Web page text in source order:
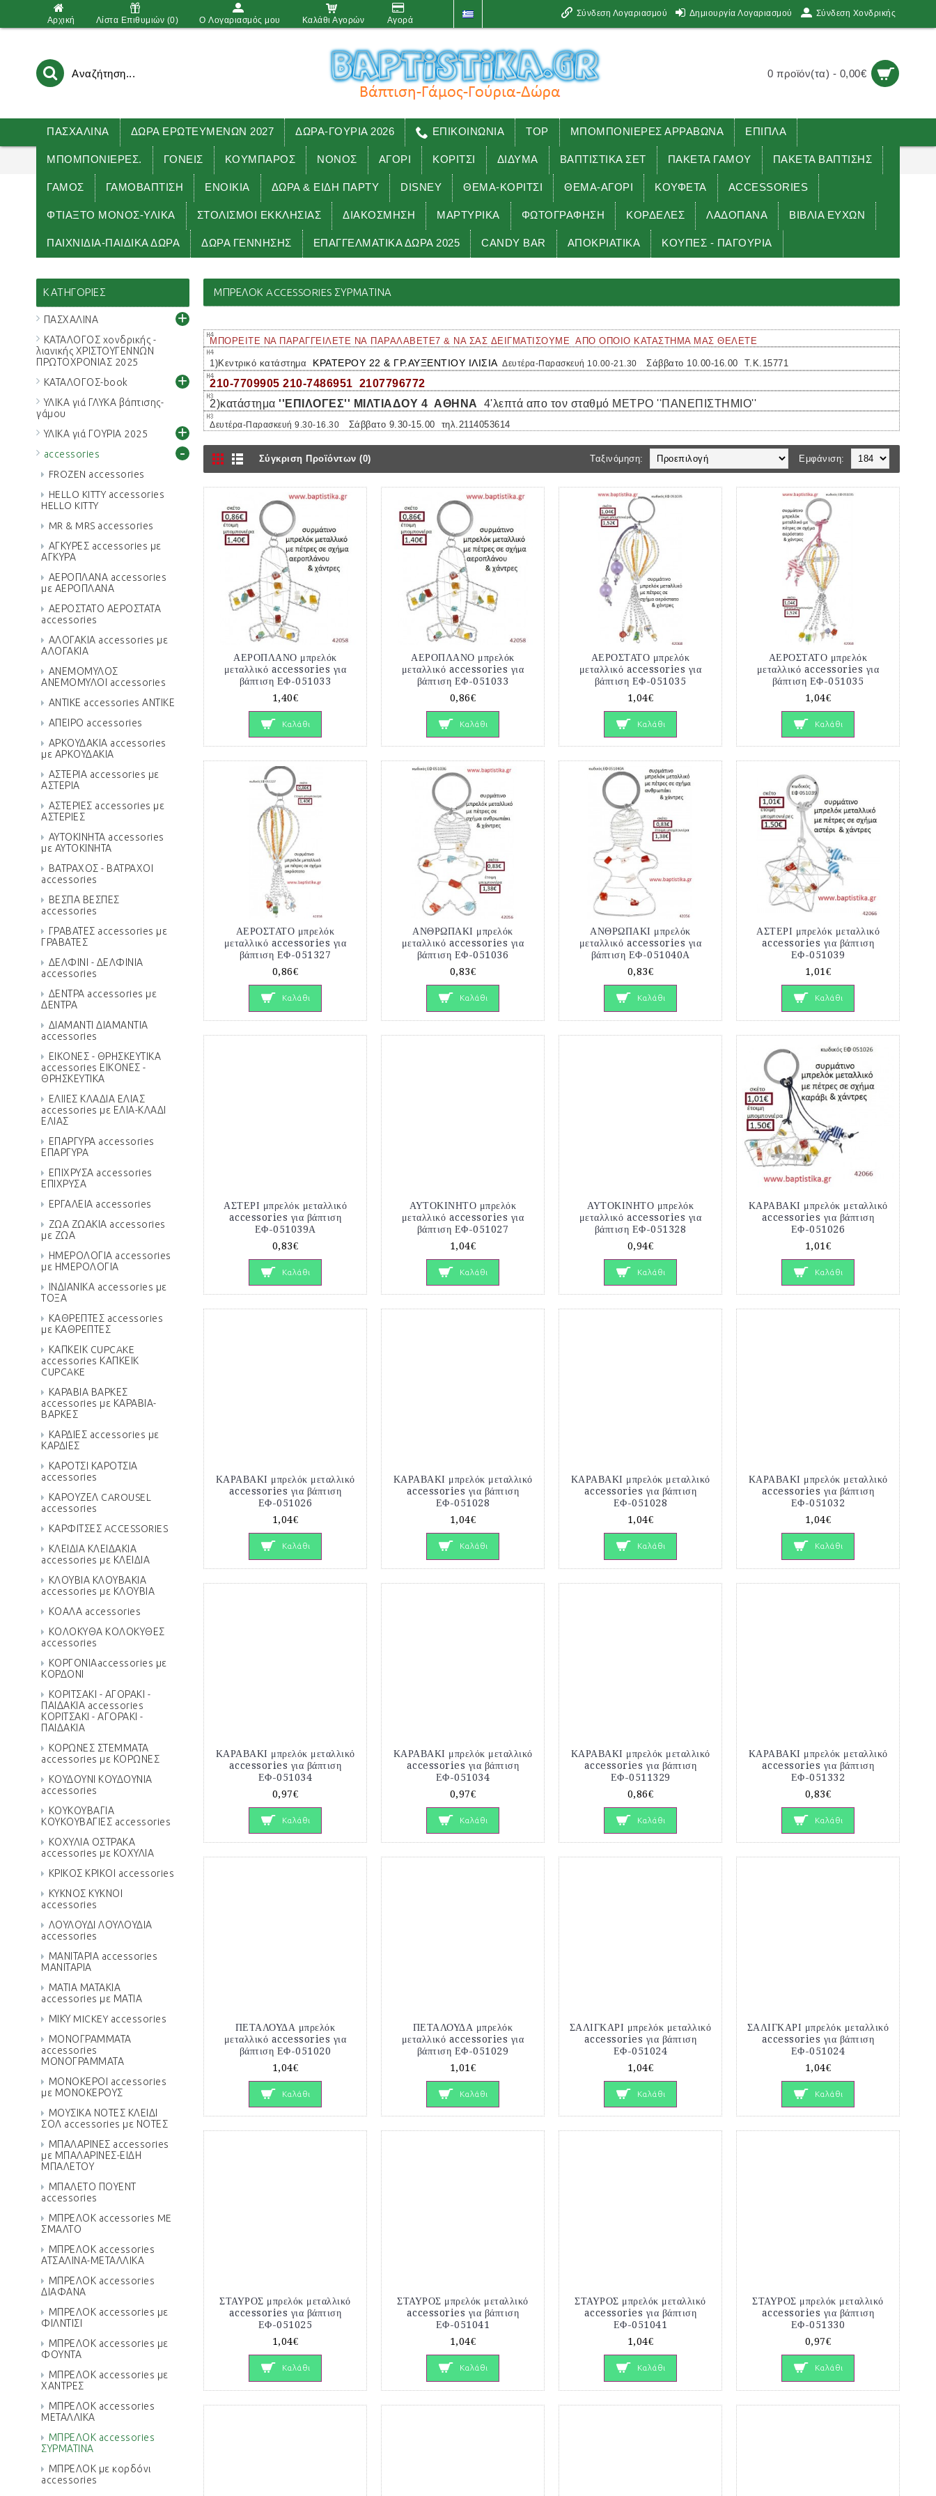
Αρχική Λίστα Επιθυμιών (0) O Λογαριασμός μου Καλάθι Αγορών Αγορά
Σύνδεση Λογαριασμού Δημιουργία Λογαριασμού Σύνδεση Χονδρικής
0 προϊόν(τα) - 0,00€
ΠΑΣΧΑΛΙΝΑ ΔΩΡΑ ΕΡΩΤΕΥΜΕΝΩΝ 2027 ΔΩΡΑ-ΓΟΥΡΙΑ 2026 ΕΠΙΚΟΙΝΩΝΙΑ TOP ΜΠΟΜΠΟΝΙΕΡΕΣ ΑΡΡΑΒΩΝΑ ΕΠΙΠΛΑ
ΜΠΟΜΠΟΝΙΕΡΕΣ. ΓΟΝΕΙΣ ΚΟΥΜΠΑΡΟΣ ΝΟΝΟΣ ΑΓΟΡΙ ΚΟΡΙΤΣΙ ΔΙΔΥΜΑ ΒΑΠΤΙΣΤΙΚΑ ΣΕΤ ΠΑΚΕΤΑ ΓΑΜΟΥ ΠΑΚΕΤΑ ΒΑΠΤΙΣΗΣ
ΓΑΜΟΣ ΓΑΜΟΒΑΠΤΙΣΗ ΕΝΟΙΚΙΑ ΔΏΡΑ & ΕΊΔΗ ΠΑΡΤΥ DISNEY ΘΕΜΑ-ΚΟΡΙΤΣΙ ΘΕΜΑ-ΑΓΟΡΙ ΚΟΥΦΕΤΑ ACCESSORIES
ΦΤΙΑΞΤΟ ΜΟΝΟΣ-ΥΛΙΚΑ ΣΤΟΛΙΣΜΟΙ ΕΚΚΛΗΣΙΑΣ ΔΙΑΚΟΣΜΗΣΗ ΜΑΡΤΥΡΙΚΑ ΦΩΤΟΓΡΑΦΗΣΗ ΚΟΡΔΕΛΕΣ ΛΑΔΟΠΑΝΑ ΒΙΒΛΙΑ ΕΥΧΩΝ
ΠΑΙΧΝΙΔΙΑ-ΠΑΙΔΙΚΑ ΔΩΡΑ ΔΩΡΑ ΓΕΝΝΗΣΗΣ ΕΠΑΓΓΕΛΜΑΤΙΚΑ ΔΩΡΑ 2025 CANDY BAR ΑΠΟΚΡΙΑΤΙΚΑ ΚΟΥΠΕΣ - ΠΑΓΟΥΡΙΑ
ΜΠΡΕΛΟΚ accessories ΣΥΡΜΑΤΙΝΑ
ΚΑΤΗΓΟΡΊΕΣ
ΠΑΣΧΑΛΙΝΑ +
ΚΑΤΑΛΟΓΟΣ χονδρικής -
λιανικής ΧΡΙΣΤΟΥΓΕΝΝΩΝ
ΠΡΩΤΟΧΡΟΝΙΑΣ 2025
ΚΑΤΑΛΟΓΟΣ-book
+
ΥΛΙΚΑ γιά ΓΛΥΚΑ βάπτισης-
γάμου
ΥΛΙΚΑ γιά ΓΟΥΡΙΑ 2025
+
accessories -
FROZEN accessories
HELLO KITTY accessories
HELLO KITTY
MR & MRS accessories
ΑΓΚΥΡΕΣ accessories με
ΑΓΚΥΡΑ
ΑΕΡΟΠΛΑΝΑ accessories
με ΑΕΡΟΠΛΑΝΑ
ΑΕΡΟΣΤΑΤΟ ΑΕΡΟΣΤΑΤΑ
accessories
ΑΛΟΓΑΚΙΑ accessories με
ΑΛΟΓΑΚΙΑ
ΑΝΕΜΟΜΥΛΟΣ
ΑΝΕΜΟΜΥΛΟΙ accessories
ΑΝΤΙΚΕ accessories ΑΝΤΙΚΕ
ΑΠΕΙΡΟ accessories
ΑΡΚΟΥΔΑΚΙΑ accessories
με ΑΡΚΟΥΔΑΚΙΑ
ΑΣΤΕΡΙΑ accessories με
ΑΣΤΕΡΙΑ
ΑΣΤΕΡΙΕΣ accessories με
ΑΣΤΕΡΙΕΣ
ΑΥΤΟΚΙΝΗΤΑ accessories
με ΑΥΤΟΚΙΝΗΤΑ
ΒΑΤΡΑΧΟΣ - ΒΑΤΡΑΧΟΙ
accessories
ΒΕΣΠΑ ΒΕΣΠΕΣ
accessories
ΓΡΑΒΑΤΕΣ accessories με
ΓΡΑΒΑΤΕΣ
ΔΕΛΦΙΝΙ - ΔΕΛΦΙΝΙΑ
accessories
ΔΕΝΤΡΑ accessories με
ΔΕΝΤΡΑ
ΔΙΑΜΑΝΤΙ ΔΙΑΜΑΝΤΙΑ
accessories
ΕΙΚΟΝΕΣ - ΘΡΗΣΚΕΥΤΙΚΑ
accessories ΕΙΚΟΝΕΣ -
ΘΡΗΣΚΕΥΤΙΚΑ
ΕΛΙΙΕΣ ΚΛΑΔΙΑ ΕΛΙΑΣ
accessories με ΕΛΙΑ-ΚΛΑΔΙ
ΕΛΙΑΣ
ΕΠΑΡΓΥΡΑ accessories
ΕΠΑΡΓΥΡΑ
ΕΠΙΧΡΥΣΑ accessories
ΕΠΙΧΡΥΣΑ
ΕΡΓΑΛΕΙΑ accessories
ΖΩΑ ΖΩΑΚΙΑ accessories
με ΖΩΑ
ΗΜΕΡΟΛΟΓΙΑ accessories
με ΗΜΕΡΟΛΟΓΙΑ
ΙΝΔΙΑΝΙΚΑ accessories με
ΤΟΞΑ
ΚΑΘΡΕΠΤΕΣ accessories
με ΚΑΘΡΕΠΤΕΣ
ΚΑΠΚΕΙΚ CUPCAKE
accessories ΚΑΠΚΕΙΚ
CUPCAKE
ΚΑΡΑΒΙΑ ΒΑΡΚΕΣ
accessories με ΚΑΡΑΒΙΑ-
ΒΑΡΚΕΣ
ΚΑΡΔΙΕΣ accessories με
ΚΑΡΔΙΕΣ
ΚΑΡΟΤΣΙ ΚΑΡΟΤΣΙΑ
accessories
ΚΑΡΟΥΖΕΛ CAROUSEL
accessories
ΚΑΡΦΙΤΣΕΣ ACCESSORIES
ΚΛΕΙΔΙΑ ΚΛΕΙΔΑΚΙΑ
accessories με ΚΛΕΙΔΙΑ
ΚΛΟΥΒΙΑ ΚΛΟΥΒΑΚΙΑ
accessories με ΚΛΟΥΒΙΑ
ΚΟΑΛΑ accessories
ΚΟΛΟΚΥΘΑ ΚΟΛΟΚΥΘΕΣ
accessories
ΚΟΡΓΟΝΙΑaccessories με
ΚΟΡΔΟΝΙ
ΚΟΡΙΤΣΑΚΙ - ΑΓΟΡΑΚΙ -
ΠΑΙΔΑΚΙΑ accessories
ΚΟΡΙΤΣΑΚΙ - ΑΓΟΡΑΚΙ -
ΠΑΙΔΑΚΙΑ
ΚΟΡΩΝΕΣ ΣΤΕΜΜΑΤΑ
accessories με ΚΟΡΩΝΕΣ
ΚΟΥΔΟΥΝΙ ΚΟΥΔΟΥΝΙΑ
accessories
ΚΟΥΚΟΥΒΑΓΙΑ
ΚΟΥΚΟΥΒΑΓΙΕΣ accessories
ΚΟΧΥΛΙΑ ΟΣΤΡΑΚΑ
accessories με ΚΟΧΥΛΙΑ
ΚΡΙΚΟΣ ΚΡΙΚΟΙ accessories
ΚΥΚΝΟΣ ΚΥΚΝΟΙ
accessories
ΛΟΥΛΟΥΔΙ ΛΟΥΛΟΥΔΙΑ
accessories
ΜΑΝΙΤΑΡΙΑ accessories
ΜΑΝΙΤΑΡΙΑ
ΜΑΤΙΑ ΜΑΤΑΚΙΑ
accessories με ΜΑΤΙΑ
ΜΙΚΥ MICKEY accessories
ΜΟΝΟΓΡΑΜΜΑΤΑ
accessories
ΜΟΝΟΓΡΑΜΜΑΤΑ
ΜΟΝΟΚΕΡΟΙ accessories
με ΜΟΝΟΚΕΡΟΥΣ
ΜΟΥΣΙΚΑ ΝΟΤΕΣ ΚΛΕΙΔΙ
ΣΟΛ accessories με ΝΟΤΕΣ
ΜΠΑΛΑΡΙΝΕΣ accessories
με ΜΠΑΛΑΡΙΝΕΣ-ΕΙΔΗ
ΜΠΑΛΕΤΟΥ
ΜΠΑΛΕΤΟ ΠΟΥΕΝΤ
accessories
ΜΠΡΕΛΟΚ accessories ME
ΣΜΑΛΤΟ
ΜΠΡΕΛΟΚ accessories
ΑΤΣΑΛΙΝΑ-ΜΕΤΑΛΛΙΚΑ
ΜΠΡΕΛΟΚ accessories
ΔΙΑΦΑΝΑ
ΜΠΡΕΛΟΚ accessories με
ΦΙΛΝΤΙΣΙ
ΜΠΡΕΛΟΚ accessories με
ΦΟΥΝΤΑ
ΜΠΡΕΛΟΚ accessories με
ΧΑΝΤΡΕΣ
ΜΠΡΕΛΟΚ accessories
ΜΕΤΑΛΛΙΚΑ
ΜΠΡΕΛΟΚ accessories
ΣΥΡΜΑΤΙΝΑ
ΜΠΡΕΛΟΚ με κορδόνι
accessories
ΜΠΡΕΛΟΚ ACCESSORIES ΣΥΡΜΑΤΙΝΑ
ΜΠΟΡΕΙΤΕ ΝΑ ΠΑΡΑΓΓΕΙΛΕΤΕ ΝΑ ΠΑΡΑΛΑΒΕΤΕ7 & ΝΑ ΣΑΣ ΔΕΙΓΜΑΤΙΣΟΥΜΕ ΑΠΟ ΟΠΟΙΟ ΚΑΤΑΣΤΗΜΑ ΜΑΣ ΘΕΛΕΤΕ
1)Κεντρικό κατάστημα ΚΡΑΤΕΡΟΥ 22 & ΓΡ.ΑΥΞΕΝΤΙΟΥ ΙΛΙΣΙΑ Δευτέρα-Παρασκευή 10.00-21.30 Σάββατο 10.00-16.00 Τ.Κ.15771
210-7709905 210-7486951 2107796772
2)κατάστημα ''ΕΠΙΛΟΓΕΣ'' ΜΙΛΤΙΑΔΟΥ 4 ΑΘΗΝΑ 4'λεπτά απο τον σταθμό ΜΕΤΡΟ ''ΠΑΝΕΠΙΣΤΗΜΙΟ''
Δευτέρα-Παρασκευή 9.30-16.30 Σάββατο 9.30-15.00 τηλ.2114053614
Σύγκριση Προϊόντων (0) Εμφάνιση:
Ταξινόμηση:
ΑΕΡΟΠΛΑΝΟ μπρελόκ
μεταλλικό accessories για
βάπτιση ΕΦ-051033
1,40€
Καλάθι
ΑΕΡΟΠΛΑΝΟ μπρελόκ
μεταλλικό accessories για
βάπτιση ΕΦ-051033
0,86€
Καλάθι
ΑΕΡΟΣΤΑΤΟ μπρελόκ
μεταλλικό accessories για
βάπτιση ΕΦ-051035
1,04€
Καλάθι
ΑΕΡΟΣΤΑΤΟ μπρελόκ
μεταλλικό accessories για
βάπτιση ΕΦ-051035
1,04€
Καλάθι
ΑΕΡΟΣΤΑΤΟ μπρελόκ
μεταλλικό accessories για
βάπτιση ΕΦ-051327
0,86€
Καλάθι
ΑΝΘΡΩΠΑΚΙ μπρελόκ
μεταλλικό accessories για
βάπτιση ΕΦ-051036
0,83€
Καλάθι
ΑΝΘΡΩΠΑΚΙ μπρελόκ
μεταλλικό accessories για
βάπτιση ΕΦ-051040Α
0,83€
Καλάθι
ΑΣΤΕΡΙ μπρελόκ μεταλλικό
accessories για βάπτιση
ΕΦ-051039
1,01€
Καλάθι
ΑΣΤΕΡΙ μπρελόκ μεταλλικό
accessories για βάπτιση
ΕΦ-051039Α
0,83€
Καλάθι
ΑΥΤΟΚΙΝΗΤΟ μπρελόκ
μεταλλικό accessories για
βάπτιση ΕΦ-051027
1,04€
Καλάθι
ΑΥΤΟΚΙΝΗΤΟ μπρελόκ
μεταλλικό accessories για
βάπτιση ΕΦ-051328
0,94€
Καλάθι
ΚΑΡΑΒΑΚΙ μπρελόκ μεταλλικό
accessories για βάπτιση
ΕΦ-051026
1,01€
Καλάθι
ΚΑΡΑΒΑΚΙ μπρελόκ μεταλλικό
accessories για βάπτιση
ΕΦ-051026
1,04€
Καλάθι
ΚΑΡΑΒΑΚΙ μπρελόκ μεταλλικό
accessories για βάπτιση
ΕΦ-051028
1,04€
Καλάθι
ΚΑΡΑΒΑΚΙ μπρελόκ μεταλλικό
accessories για βάπτιση
ΕΦ-051028
1,04€
Καλάθι
ΚΑΡΑΒΑΚΙ μπρελόκ μεταλλικό
accessories για βάπτιση
ΕΦ-051032
1,04€
Καλάθι
ΚΑΡΑΒΑΚΙ μπρελόκ μεταλλικό
accessories για βάπτιση
ΕΦ-051034
0,97€
Καλάθι
ΚΑΡΑΒΑΚΙ μπρελόκ μεταλλικό
accessories για βάπτιση
ΕΦ-051034
0,97€
Καλάθι
ΚΑΡΑΒΑΚΙ μπρελόκ μεταλλικό
accessories για βάπτιση
ΕΦ-0511329
0,86€
Καλάθι
ΚΑΡΑΒΑΚΙ μπρελόκ μεταλλικό
accessories για βάπτιση
ΕΦ-051332
0,83€
Καλάθι
ΠΕΤΑΛΟΥΔΑ μπρελόκ
μεταλλικό accessories για
βάπτιση ΕΦ-051020
1,04€
Καλάθι
ΠΕΤΑΛΟΥΔΑ μπρελόκ
μεταλλικό accessories για
βάπτιση ΕΦ-051029
1,01€
Καλάθι
ΣΑΛΙΓΚΑΡΙ μπρελόκ μεταλλικό
accessories για βάπτιση
ΕΦ-051024
1,04€
Καλάθι
ΣΑΛΙΓΚΑΡΙ μπρελόκ μεταλλικό
accessories για βάπτιση
ΕΦ-051024
1,04€
Καλάθι
ΣΤΑΥΡΟΣ μπρελόκ μεταλλικό
accessories για βάπτιση
ΕΦ-051025
1,04€
Καλάθι
ΣΤΑΥΡΟΣ μπρελόκ μεταλλικό
accessories για βάπτιση
ΕΦ-051041
1,04€
Καλάθι
ΣΤΑΥΡΟΣ μπρελόκ μεταλλικό
accessories για βάπτιση
ΕΦ-051041
1,04€
Καλάθι
ΣΤΑΥΡΟΣ μπρελόκ μεταλλικό
accessories για βάπτιση
ΕΦ-051330
0,97€
Καλάθι